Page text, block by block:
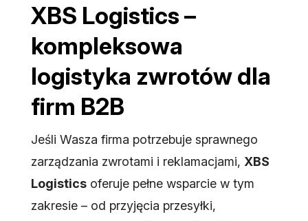
XBS Logistics –
kompleksowa
logistyka zwrotów dla
firm B2B
Jeśli Wasza firma potrzebuje sprawnego
zarządzania zwrotami i reklamacjami, XBS
Logisticsoferuje pełne wsparcie w tym
zakresie – od przyjęcia przesyłki,